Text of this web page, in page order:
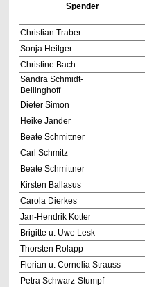
Spender
Christian Traber
Sonja Heitger
Christine Bach
Sandra Schmidt-
Bellinghoff
Dieter Simon
Heike Jander
Beate Schmittner
Carl Schmitz
Beate Schmittner
Kirsten Ballasus
Carola Dierkes
Jan-Hendrik Kotter
Brigitte u. Uwe Lesk
Thorsten Rolapp
Florian u. Cornelia Strauss
Petra Schwarz-Stumpf